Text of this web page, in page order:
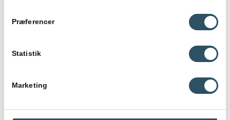
Præferencer
Statistik
Marketing
Lebesgueintegralet og målteori